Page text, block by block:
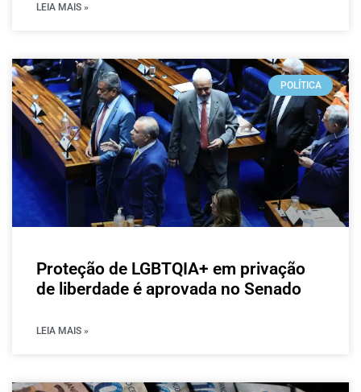
LEIA MAIS »
POLÍTICA
Proteção de LGBTQIA+ em privação
de liberdade é aprovada no Senado
LEIA MAIS »